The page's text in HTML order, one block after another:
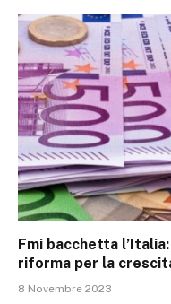
Fmi bacchetta
riforma per la
8 Novembre 2023